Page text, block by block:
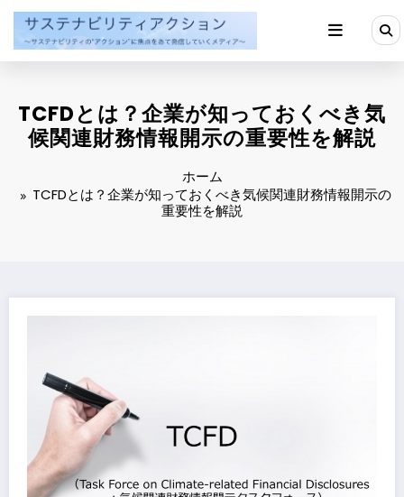
ン
TCFDとは？企業が知っておくべき気
候関連財務情報開示の重要性を解説
ホーム
TCFDとは？企業が知っておくべき気候関連財務情報開示の
重要性を解説